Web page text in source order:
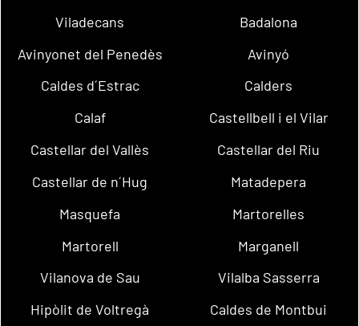
Viladecans
Badalona
Avinyonet del Penedès
Avinyó
Caldes d´Estrac
Calders
Calaf
Castellbell i el Vilar
Castellar del Vallès
Castellar del Riu
Castellar de n´Hug
Matadepera
Masquefa
Martorelles
Martorell
Marganell
Vilanova de Sau
Vilalba Sasserra
Hipòlit de Voltregà
Caldes de Montbui